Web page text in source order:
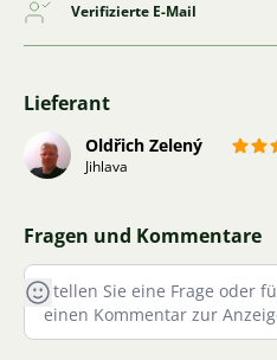
Verifizierte E-Mail
Lieferant
Oldřich Zelený
Jihlava
Fragen und Kommentare